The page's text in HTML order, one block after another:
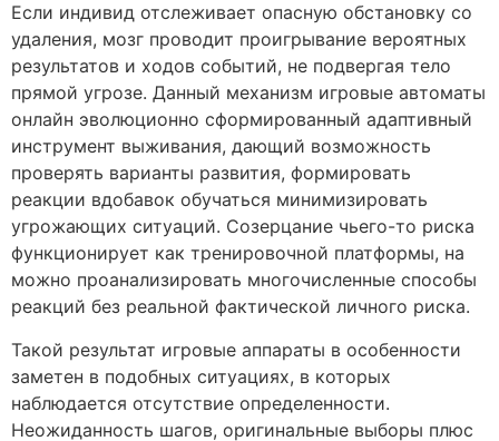
Если индивид отслеживает опасную обстановку со
удаления, мозг проводит проигрывание вероятных
результатов и ходов событий, не подвергая тело
прямой угрозе. Данный механизм игровые автоматы
онлайн эволюционно сформированный адаптивный
инструмент выживания, дающий возможность
проверять варианты развития, формировать
реакции вдобавок обучаться минимизировать
угрожающих ситуаций. Созерцание чьего-то риска
функционирует как тренировочной платформы, на
можно проанализировать многочисленные способы
реакций без реальной фактической личного риска.
Такой результат игровые аппараты в особенности
заметен в подобных ситуациях, в которых
наблюдается отсутствие определенности.
Неожиданность шагов, оригинальные выборы плюс